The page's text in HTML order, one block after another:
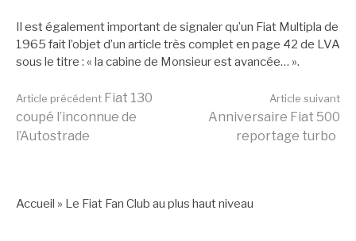
Il est également important de signaler qu’un Fiat Multipla de
1965 fait l’objet d’un article très complet en page 42 de LVA
sous le titre : « la cabine de Monsieur est avancée… ».
Lire
suite
Article précédent Fiat 130
coupé l’inconnue de
l’Autostrade
Article suivant
Anniversaire Fiat 500
reportage turbo
Accueil » Le Fiat Fan Club au plus haut niveau